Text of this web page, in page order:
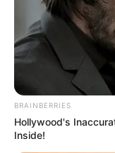
Karya Kreatif Roti
Panggang Anti
Mainstream
BRAINBERRIES
Hollywood's
Inside!